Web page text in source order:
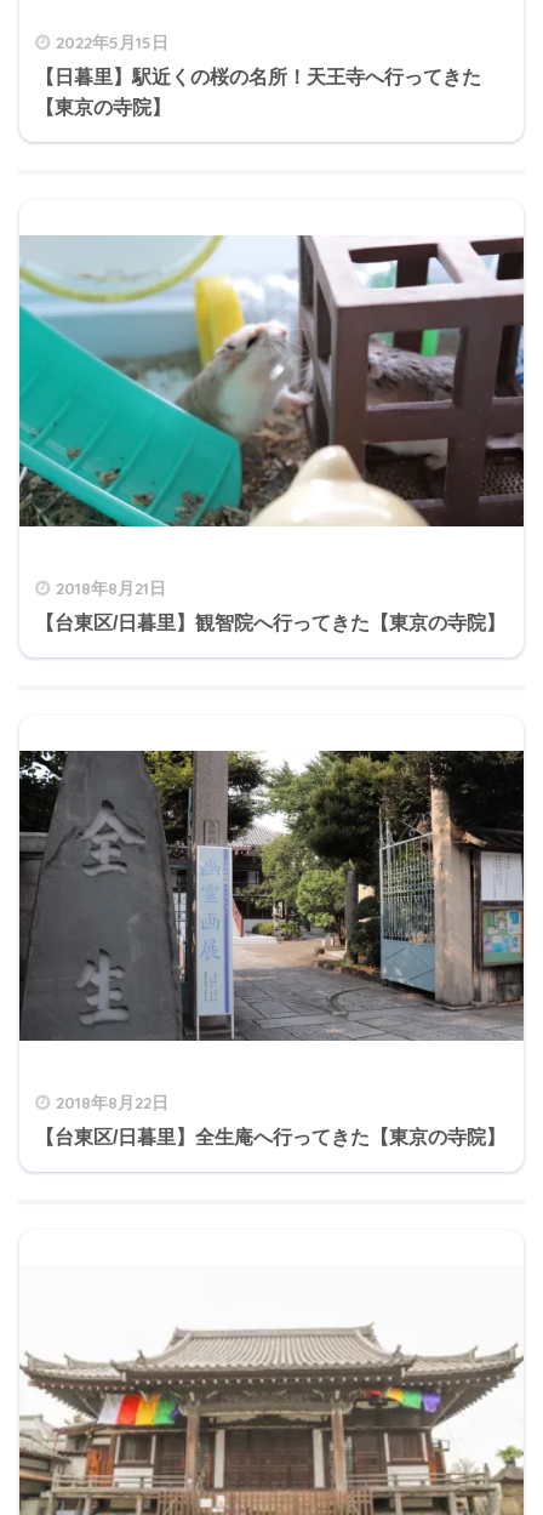
2022年5月15日
【日暮里】駅近くの桜の名所！天王寺へ行ってきた
【東京の寺院】
2018年8月21日
【台東区/日暮里】観智院へ行ってきた【東京の寺院】
2018年8月22日
【台東区/日暮里】全生庵へ行ってきた【東京の寺院】